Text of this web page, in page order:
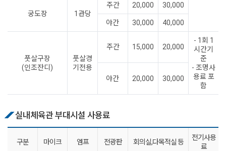
궁도장 1관당
주간 20,000 30,000
야간 30,000 40,000
풋살구장
(인조잔디)
풋살경
기전용
주간 15,000 20,000
- 1회 1
시간기
준
- 조명사
용료 포
함
야간 20,000 30,000
실내체육관 부대시설 사용료
구분 마이크 엠프 전광판 회의실,다목적실 등
전기사용
료